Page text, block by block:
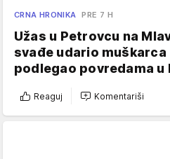
CRNA HRONIKA PRE 7 H
Užas u Petrovcu na
svađe udario muškarca
podlegao povredama u
Reaguj Komentariši